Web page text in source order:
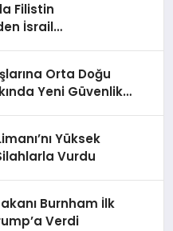
Filistin
İsrail
Orta Doğu
Yeni Güvenlik
Yüksek
Vurdu
Burnham İlk
Verdi